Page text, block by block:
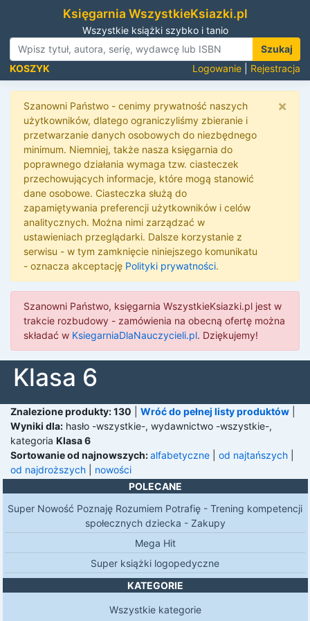
Księgarnia WszystkieKsiazki.pl
Wszystkie książki szybko i tanio
Szukaj
KOSZYK
Logowanie Rejestracja
Szanowni Państwo - cenimy prywatność naszych
użytkowników, dlatego ograniczyliśmy zbieranie i
przetwarzanie danych osobowych do niezbędnego
minimum. Niemniej, także nasza księgarnia do
poprawnego działania wymaga tzw. ciasteczek
przechowujących informacje, które mogą stanowić
dane osobowe. Ciasteczka służą do
zapamiętywania preferencji użytkowników i celów
analitycznych. Można nimi zarządzać w
ustawieniach przeglądarki. Dalsze korzystanie z
serwisu - w tym zamknięcie niniejszego komunikatu
- oznacza akceptację Polityki prywatności.
×
Szanowni Państwo, księgarnia WszystkieKsiazki.pl jest w
trakcie rozbudowy - zamówienia na obecną ofertę można
składać w KsiegarniaDlaNauczycieli.pl. Dziękujemy!
Klasa 6
Znalezione produkty: 130 Wróć do pełnej listy produktów
Wyniki dla: hasło -wszystkie-, wydawnictwo -wszystkie-,
kategoria Klasa 6
Sortowanieod najnowszych:alfabetyczne od najtańszych
od najdroższych
nowości
POLECANE
Super Nowość Poznaję Rozumiem Potrafię - Trening kompetencji
społecznych dziecka - Zakupy
Mega Hit
Super książki logopedyczne
KATEGORIE
Wszystkie kategorie